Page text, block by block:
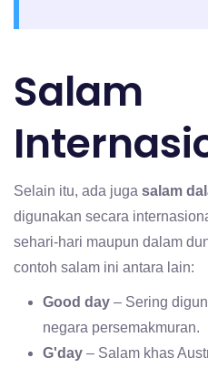
Salam
Selain itu, ada juga salam
digunakan secara
sehari-hari maupun dalam
contoh salam ini antara lain:
Good day – Sering
negara persemakmuran.
G'day – Salam khas